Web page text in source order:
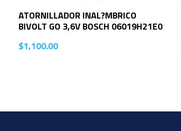
ATORNILLADOR INAL?MBRICO
BIVOLT GO 3,6V BOSCH 06019H21E0
$1,100.00